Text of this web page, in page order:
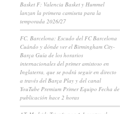
Basket F: Valencia Basket y Hummel
lanzan la primera camiseta para la
temporada 2026/27
FC. Barcelona: Escudo del FC Barcelona
Cuándo y dónde ver el Birmingham City-
Barça Guía de los horarios
internacionales del primer amistoso en
Inglaterra, que se podrá seguir en directo
a través del Barça Play y del canal
YouTube Premium Primer Equipo Fecha de
publicación hace 2 horas